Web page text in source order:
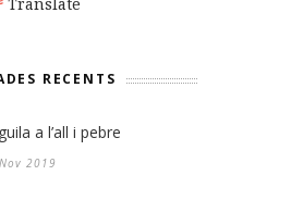
RECENTS
a l’all i pebre
2019